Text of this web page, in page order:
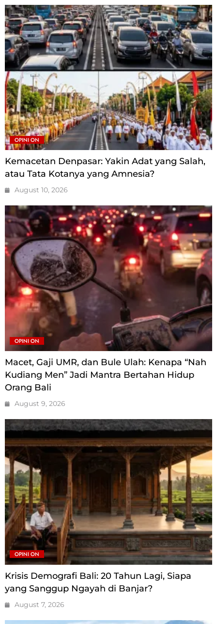
OPINI ON
Kemacetan Denpasar: Yakin Adat yang Salah,
atau Tata Kotanya yang Amnesia?
August 10, 2026
OPINI ON
Macet, Gaji UMR, dan Bule Ulah: Kenapa “Nah
Kudiang Men” Jadi Mantra Bertahan Hidup
Orang Bali
August 9, 2026
OPINI ON
Krisis Demografi Bali: 20 Tahun Lagi, Siapa
yang Sanggup Ngayah di Banjar?
August 7, 2026